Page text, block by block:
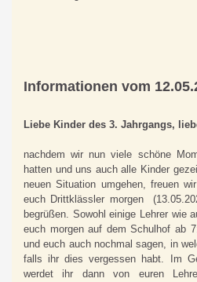
Informationen vom
Liebe Kinder des 3. Jahrgangs,
nachdem wir nun viele schöne
hatten und uns auch alle Kinder
neuen Situation umgehen, freuen
euch Drittklässler morgen
begrüßen. Sowohl einige Lehrer wie
euch morgen auf dem Schulhof ab
und euch auch nochmal sagen, in
falls ihr dies vergessen habt. Im
werdet ihr dann von euren